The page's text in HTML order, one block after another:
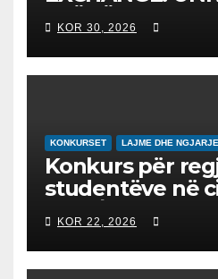
UDHËHEQ
EDUKIMIN
KOR 30, 2026
KONKURSET LAJME DHE NGJARJE
Konkurs për
studentëve në
запишување на
на втор циклус
KOR 22, 2026